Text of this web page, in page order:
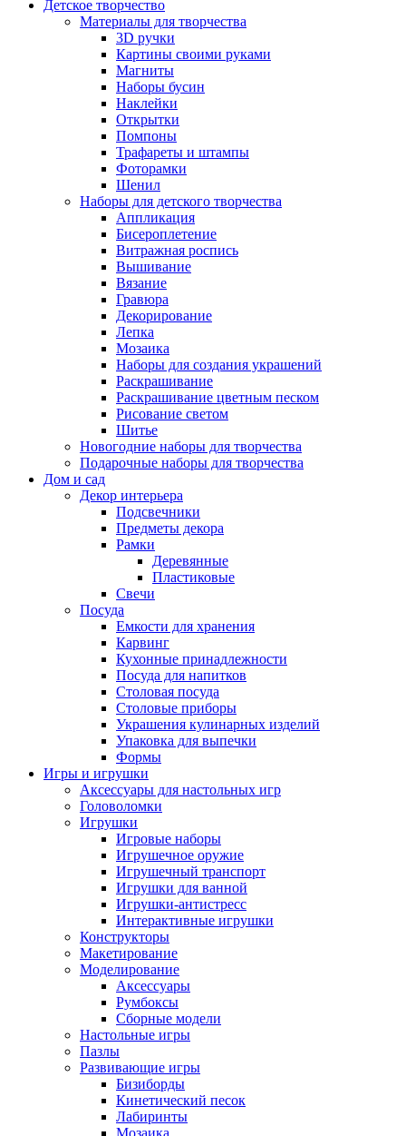
Детское творчество
Материалы для творчества
3D ручки
Картины своими руками
Магниты
Наборы бусин
Наклейки
Открытки
Помпоны
Трафареты и штампы
Фоторамки
Шенил
Наборы для детского творчества
Аппликация
Бисероплетение
Витражная роспись
Вышивание
Вязание
Гравюра
Декорирование
Лепка
Мозаика
Наборы для создания украшений
Раскрашивание
Раскрашивание цветным песком
Рисование светом
Шитье
Новогодние наборы для творчества
Подарочные наборы для творчества
Дом и сад
Декор интерьера
Подсвечники
Предметы декора
Рамки
Деревянные
Пластиковые
Свечи
Посуда
Емкости для хранения
Карвинг
Кухонные принадлежности
Посуда для напитков
Столовая посуда
Столовые приборы
Украшения кулинарных изделий
Упаковка для выпечки
Формы
Игры и игрушки
Аксессуары для настольных игр
Головоломки
Игрушки
Игровые наборы
Игрушечное оружие
Игрушечный транспорт
Игрушки для ванной
Игрушки-антистресс
Интерактивные игрушки
Конструкторы
Макетирование
Моделирование
Аксессуары
Румбоксы
Сборные модели
Настольные игры
Пазлы
Развивающие игры
Бизиборды
Кинетический песок
Лабиринты
Мозаика